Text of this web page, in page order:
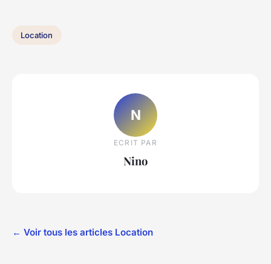
Location
N
ECRIT PAR
Nino
← Voir tous les articles Location